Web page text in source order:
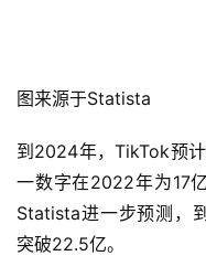
图来源于Statista
到2024年，TikTok预
一数字在2022年为17
Statista进一步预测，
突破22.5亿。